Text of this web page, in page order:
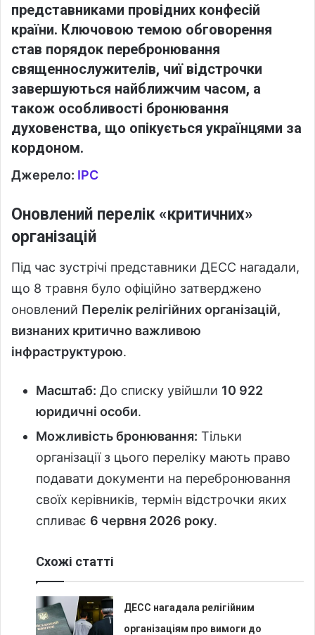
представниками провідних конфесій
країни. Ключовою темою обговорення
став порядок перебронювання
священнослужителів, чиї відстрочки
завершуються найближчим часом, а
також особливості бронювання
духовенства, що опікується українцями за
кордоном.
Джерело: ІРС
Оновлений перелік «критичних»
організацій
Під час зустрічі представники ДЕСС нагадали,
що 8 травня було офіційно затверджено
оновлений Перелік релігійних організацій,
визнаних критично важливою
інфраструктурою.
Масштаб: До списку увійшли 10 922
юридичні особи.
Можливість бронювання: Тільки
організації з цього переліку мають право
подавати документи на перебронювання
своїх керівників, термін відстрочки яких
спливає 6 червня 2026 року.
Схожі статті
ДЕСС нагадала релігійним
організаціям про вимоги до